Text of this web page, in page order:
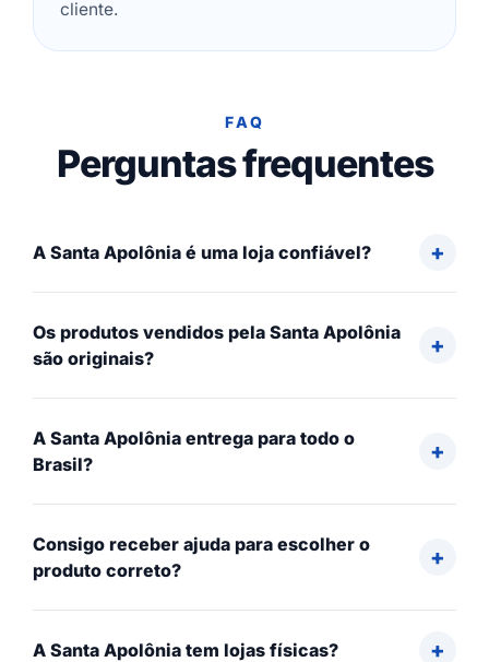
cliente.
FAQ
Perguntas frequentes
A Santa Apolônia é uma loja confiável?
Os produtos vendidos pela Santa Apolônia
são originais?
A Santa Apolônia entrega para todo o
Brasil?
Consigo receber ajuda para escolher o
produto correto?
A Santa Apolônia tem lojas físicas?